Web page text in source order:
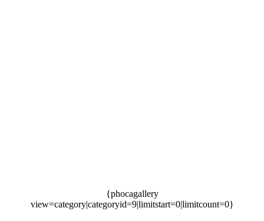
{phocagallery
view=category|categoryid=9|limitstart=0|limitcount=0}